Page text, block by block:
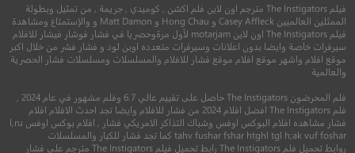
4.7
فيلم The Instigators مترجم اون لاين فلم اكشن , كوميدي , جريمة , من تمثيل وبطولة
الممثلين العالميين Casey Affleck و Hong Chau و Matt Damon و والإستمتاع ومشاهدة
فيلم The Instigators اون لاين motarjam لأول مرةوحصريا في فشار فوشار فيشار للافلام
سيرفرات خاصة وايضا بدون اعلانات وسيرفرات متعدده اوبن لود و فشار فشر من خلال اكبر
موقع افلام واشهر موقع افلام موقع فشار للافلام والمسلسلات ومسلسلات فشار الحصرية
والعالمية
فلم The Instigators افضل افلام 2024 من فشار للافلام وايضا تجد احدث الافلام افلام
فشار مشاهده افلام البوكس اوفس وشباك التذاكر الامريكي فشار , افلام بوكس اوفس l,ru
tahv fushar fshar htghl tgl h;ak vuf foshar كما تجد فشار للكبار والمسلسلات
روابط تحميل فلم The Instigators رابط تحميل فيلم The Instigators مترجم على فشار